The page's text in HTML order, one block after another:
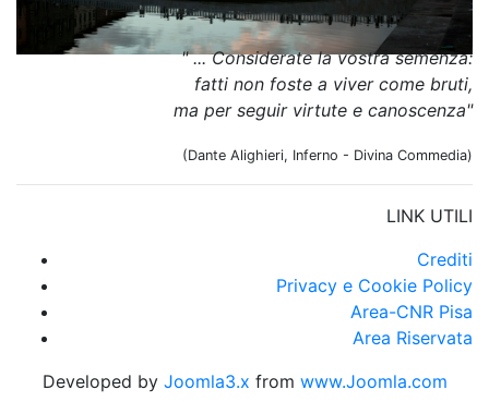
" ... Considerate la vostra semenza:
fatti non foste a viver come bruti,
ma per seguir virtute e canoscenza"
(Dante Alighieri, Inferno - Divina Commedia)
LINK UTILI
Crediti
Privacy e Cookie Policy
Area-CNR Pisa
Area Riservata
Developed by Joomla3.x from www.Joomla.com